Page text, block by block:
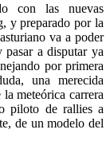
con las nuevas
y preparado por la
va a poder
a disputar ya
por primera
una merecida
meteórica carrera
piloto de rallies a
de un modelo del